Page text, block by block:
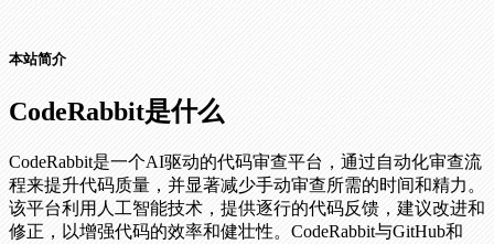
本站简介
CodeRabbit是什么
CodeRabbit是一个AI驱动的代码审查平台，通过自动化审查流
程来提升代码质量，并显著减少手动审查所需的时间和精力。
该平台利用人工智能技术，提供逐行的代码反馈，建议改进和
修正，以增强代码的效率和健壮性。CodeRabbit与GitHub和